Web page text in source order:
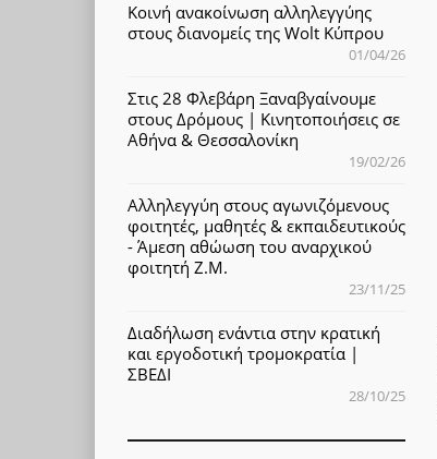
Κοινή ανακοίνωση αλληλεγγύης
στους διανομείς της Wolt Κύπρου
01/04/26
Στις 28 Φλεβάρη Ξαναβγαίνουμε
στους Δρόμους | Κινητοποιήσεις σε
Αθήνα & Θεσσαλονίκη
19/02/26
Αλληλεγγύη στους αγωνιζόμενους
φοιτητές, μαθητές & εκπαιδευτικούς
- Άμεση αθώωση του αναρχικού
φοιτητή Ζ.Μ.
23/11/25
Διαδήλωση ενάντια στην κρατική
και εργοδοτική τρομοκρατία |
ΣΒΕΔΙ
28/10/25